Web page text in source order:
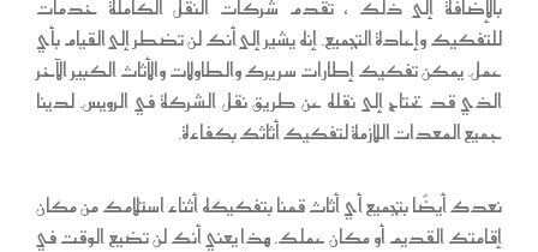
بالإضافة إلى ذلك ، تقدم شركات النقل الكاملة خدمات
للتفكيك وإعادة التجميع. إنه يشير إلى أنك لن تضطر إلى القيام بأي
عمل. يمكن تفكيك إطارات سريرك والطاولات والأثاث الكبير الآخر
الذي قد تحتاج إلى نقله عن طريق نقل الشركة في الرويس. لدينا
جميع المعدات اللازمة لتفكيك أثاثك بكفاءة.
نعدك أيضًا بتجميع أي أثاث قمنا بتفكيكه أثناء استلامك من مكان
إقامتك القديم أو مكان عملك. هذا يعني أنك لن تضيع الوقت في